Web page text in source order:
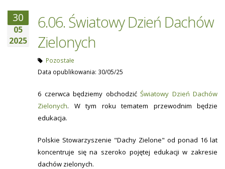
30
05
2025
6.06. Światowy Dzień Dachów
Zielonych
Pozostałe
Data opublikowania: 30/05/25
6 czerwca będziemy obchodzić Światowy Dzień Dachów
Zielonych. W tym roku tematem przewodnim będzie
edukacja.
Polskie Stowarzyszenie "Dachy Zielone" od ponad 16 lat
koncentruje się na szeroko pojętej edukacji w zakresie
dachów zielonych.